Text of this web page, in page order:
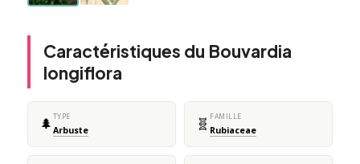
Caractéristiques du Bouvardia
longiflora
🌲 TYPE
Arbuste 🧬 FAMILLE
Rubiaceae